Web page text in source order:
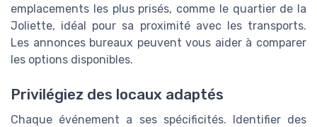
emplacements les plus prisés, comme le quartier de la
Joliette, idéal pour sa proximité avec les transports.
Les annonces bureaux peuvent vous aider à comparer
les options disponibles.
Privilégiez des locaux adaptés
Chaque événement a ses spécificités. Identifier des